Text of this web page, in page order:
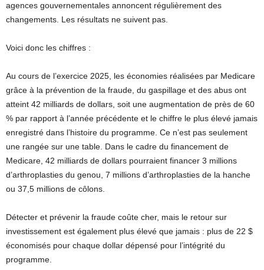
agences gouvernementales annoncent régulièrement des
changements. Les résultats ne suivent pas.
Voici donc les chiffres :
Au cours de l’exercice 2025, les économies réalisées par Medicare
grâce à la prévention de la fraude, du gaspillage et des abus ont
atteint 42 milliards de dollars, soit une augmentation de près de 60
% par rapport à l’année précédente et le chiffre le plus élevé jamais
enregistré dans l’histoire du programme. Ce n’est pas seulement
une rangée sur une table. Dans le cadre du financement de
Medicare, 42 milliards de dollars pourraient financer 3 millions
d’arthroplasties du genou, 7 millions d’arthroplasties de la hanche
ou 37,5 millions de côlons.
Détecter et prévenir la fraude coûte cher, mais le retour sur
investissement est également plus élevé que jamais : plus de 22 $
économisés pour chaque dollar dépensé pour l’intégrité du
programme.